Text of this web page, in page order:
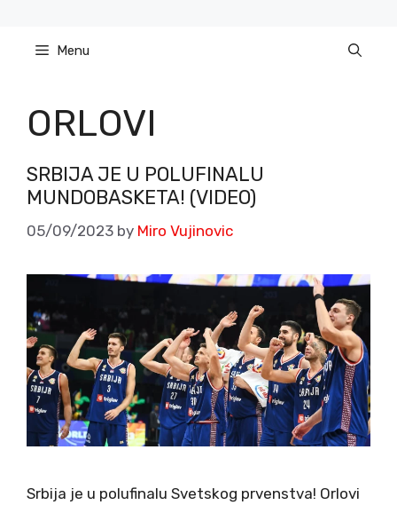
content Menu
ORLOVI
SRBIJA JE U POLUFINALU
MUNDOBASKETA! (VIDEO)
05/09/2023 by Miro Vujinovic
Srbija je u polufinalu Svetskog prvenstva! Orlovi